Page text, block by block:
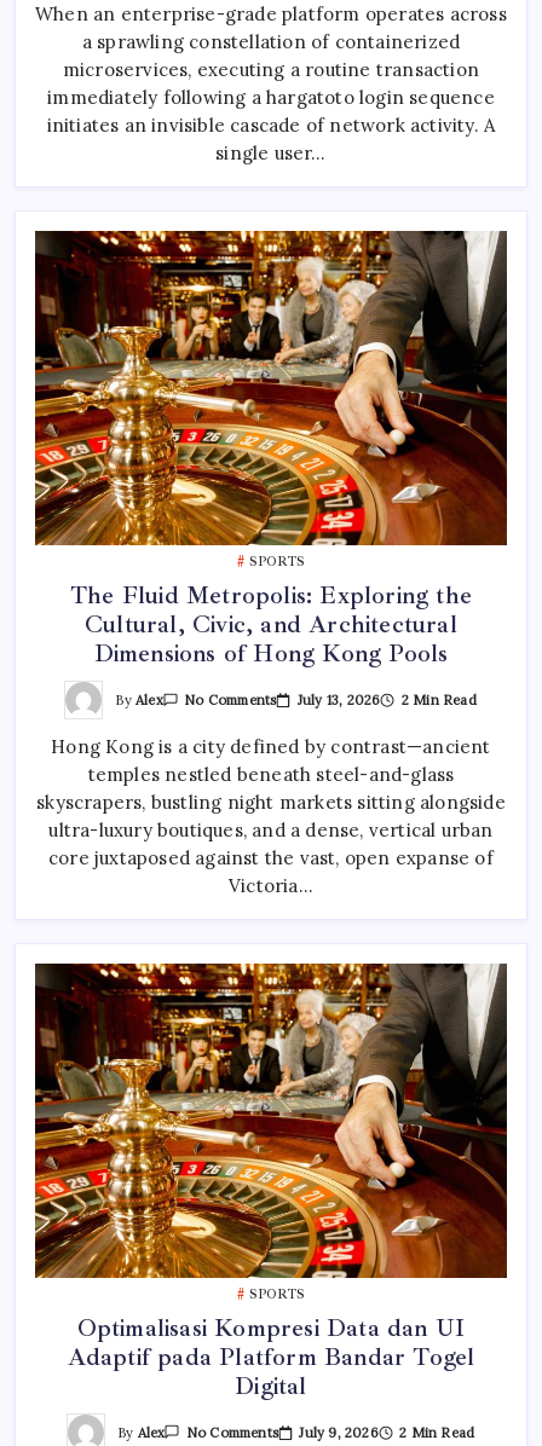
Of
Distributed
Tracing
Propagation
In
Microservice
Call
When an enterprise-grade platform operates across
a sprawling constellation of containerized
microservices, executing a routine transaction
immediately following a hargatoto login sequence
initiates an invisible cascade of network activity. A
single user…
SPORTS
The Fluid Metropolis: Exploring the
Cultural, Civic, and Architectural
Dimensions of Hong Kong Pools
ByAlex No CommentsOn
Metropolis:
Exploring
The
Cultural,
Civic,
And
Architectural
Dimensions
Hong
July 13, 2026 2 Min Read
Hong Kong is a city defined by contrast—ancient
temples nestled beneath steel-and-glass
skyscrapers, bustling night markets sitting alongside
ultra-luxury boutiques, and a dense, vertical urban
core juxtaposed against the vast, open expanse of
Victoria…
SPORTS
Optimalisasi Kompresi Data dan UI
Adaptif pada Platform Bandar Togel
Digital
By Alex No CommentsOn July 9, 2026 2 Min Read